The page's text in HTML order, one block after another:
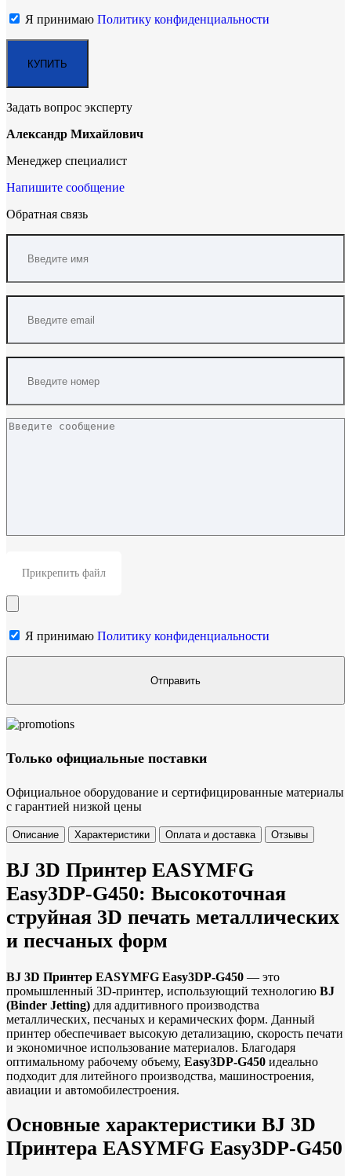
Я принимаю Политику конфиденциальности
Задать вопрос эксперту
Александр Михайлович
Менеджер специалист
Напишите сообщение
Обратная связь
Прикрепить файл
Я принимаю Политику конфиденциальности
Только официальные поставки
Официальное оборудование и сертифицированные материалы
с гарантией низкой цены
Описание Характеристики Оплата и доставка Отзывы
BJ 3D Принтер EASYMFG
Easy3DP-G450: Высокоточная
струйная 3D печать металлических
и песчаных форм
BJ 3D Принтер EASYMFG Easy3DP-G450 — это
промышленный 3D-принтер, использующий технологию BJ
(Binder Jetting) для аддитивного производства
металлических, песчаных и керамических форм. Данный
принтер обеспечивает высокую детализацию, скорость печати
и экономичное использование материалов. Благодаря
оптимальному рабочему объему, Easy3DP-G450 идеально
подходит для литейного производства, машиностроения,
авиации и автомобилестроения.
Основные характеристики BJ 3D
Принтера EASYMFG Easy3DP-G450